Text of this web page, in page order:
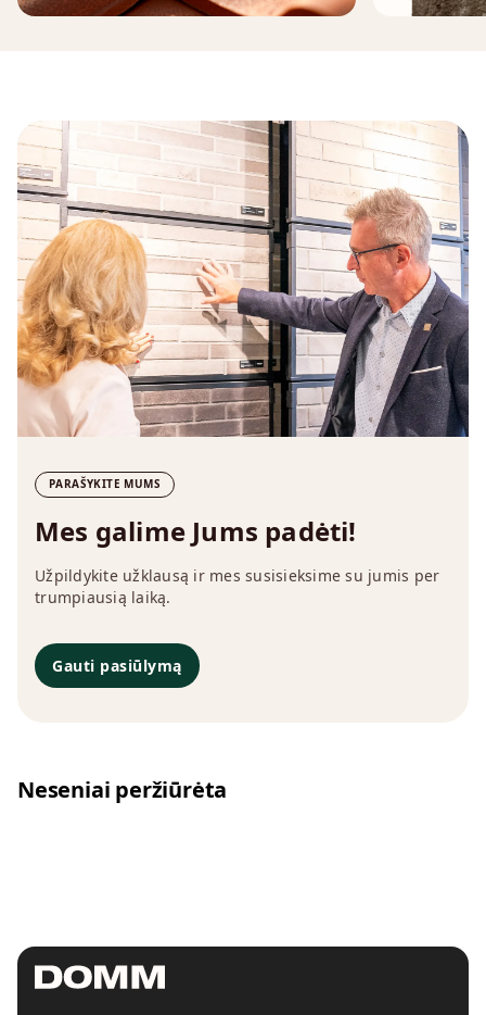
PARAŠYKITE MUMS
Mes galime Jums padėti!
Užpildykite užklausą ir mes susisieksime su jumis per
trumpiausią laiką.
Gauti pasiūlymą
Neseniai peržiūrėta